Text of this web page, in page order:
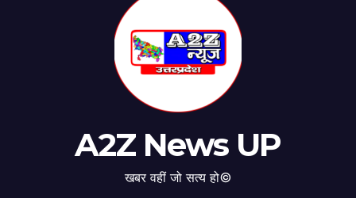
A2Z News UP
खबर वहीं जो सत्य हो©